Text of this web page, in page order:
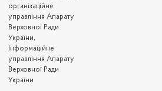
організаційне
управління Апарату
Верховної Ради
України,
Інформаційне
управління Апарату
Верховної Ради
України